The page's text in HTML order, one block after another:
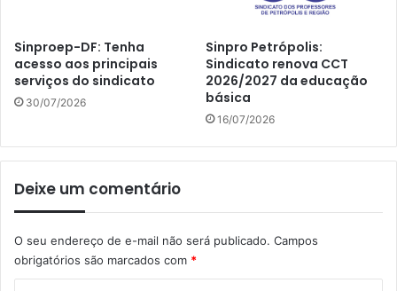
Sinproep-DF: Tenha
acesso aos principais
serviços do sindicato
30/07/2026
Sinpro Petrópolis:
Sindicato renova CCT
2026/2027 da educação
básica
16/07/2026
Deixe um comentário
O seu endereço de e-mail não será publicado. Campos
obrigatórios são marcados com *